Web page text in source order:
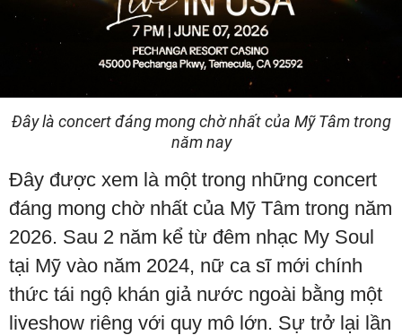
Đây là concert đáng mong chờ nhất của Mỹ Tâm trong
năm nay
Đây được xem là một trong những concert
đáng mong chờ nhất của Mỹ Tâm trong năm
2026. Sau 2 năm kể từ đêm nhạc My Soul
tại Mỹ vào năm 2024, nữ ca sĩ mới chính
thức tái ngộ khán giả nước ngoài bằng một
liveshow riêng với quy mô lớn. Sự trở lại lần